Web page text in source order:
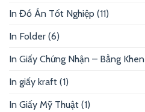
In Đồ Án Tốt Nghiệp (11)
In Folder (6)
In Giấy Chứng Nhận – Bằng Khen
In giấy kraft (1)
In Giấy Mỹ Thuật (1)